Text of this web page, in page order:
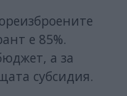
е 85%.
а за
субсидия.